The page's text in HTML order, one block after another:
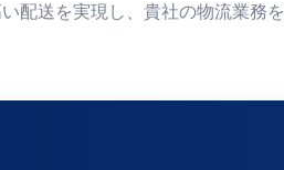
配送を実現し、貴社の物流業務